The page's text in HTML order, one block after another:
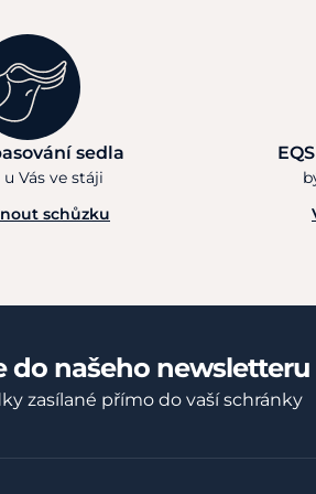
sedla
Vás ve stáji
schůzku
do našeho newsletteru
zasílané přímo do vaší schránky